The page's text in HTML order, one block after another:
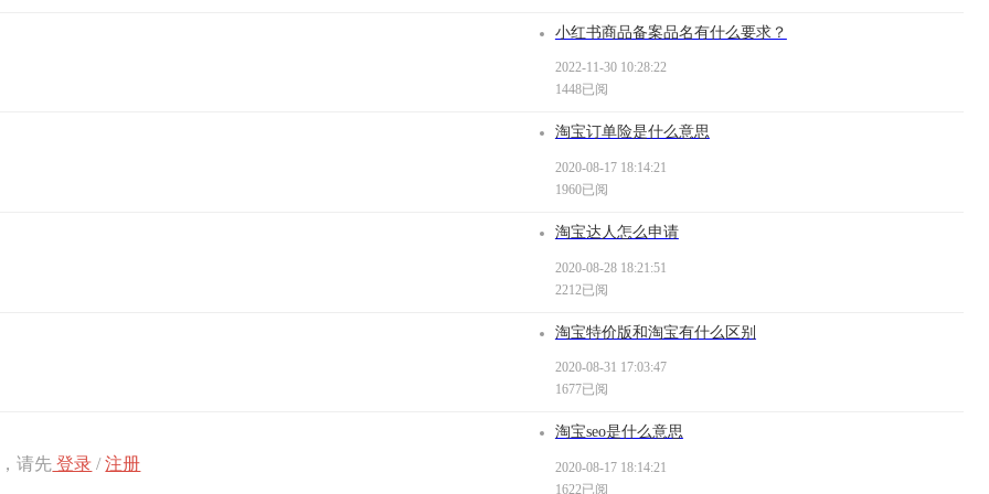
请先 登录 /注册
小红书商品备案品名有什么要求？
2022-11-30 10:28:22
1448已阅
淘宝订单险是什么意思
2020-08-17 18:14:21
1960已阅
淘宝达人怎么申请
2020-08-28 18:21:51
2212已阅
淘宝特价版和淘宝有什么区别
2020-08-31 17:03:47
1677已阅
淘宝seo是什么意思
2020-08-17 18:14:21
1622已阅